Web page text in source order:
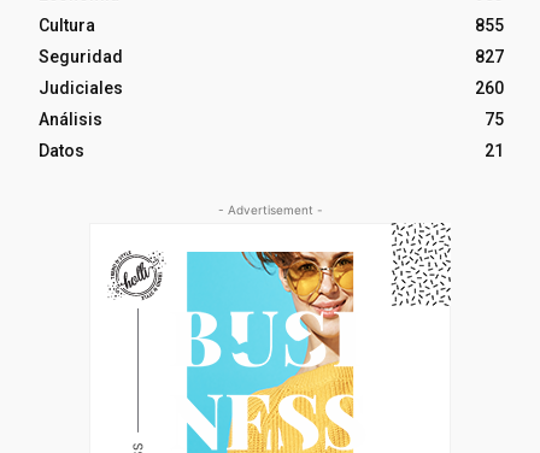
Cultura
855
Seguridad
827
Judiciales
260
Análisis
75
Datos
21
- Advertisement -